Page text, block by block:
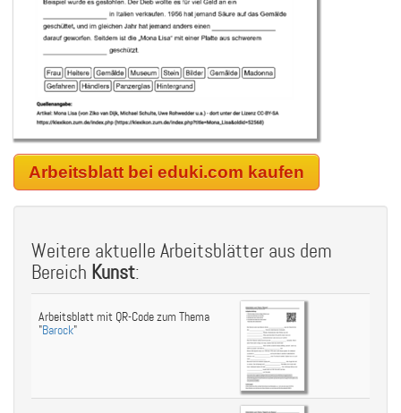
Arbeitsblatt bei eduki.com kaufen
Weitere aktuelle Arbeitsblätter aus dem
Bereich Kunst:
Arbeitsblatt mit QR-Code zum Thema
"Barock"